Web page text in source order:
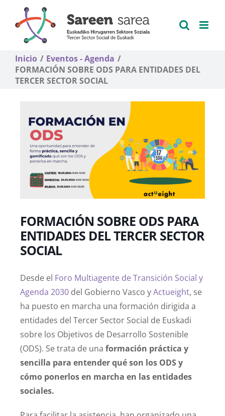
contenido
Inicio
Eventos - Agenda
FORMACIÓN SOBRE ODS PARA ENTIDADES DEL
TERCER SECTOR SOCIAL
FORMACIÓN SOBRE ODS PARA
ENTIDADES DEL TERCER SECTOR
SOCIAL
Desde el Foro Multiagente de Transición Social y
Agenda 2030 del Gobierno Vasco yActueight, se
ha puesto en marcha una formación dirigida a
entidades del Tercer Sector Social de Euskadi
sobre los Objetivos de Desarrollo Sostenible
(ODS). Se trata de una formación práctica y
sencilla para entender qué son los ODS y
cómo ponerlos en marcha en las entidades
sociales.